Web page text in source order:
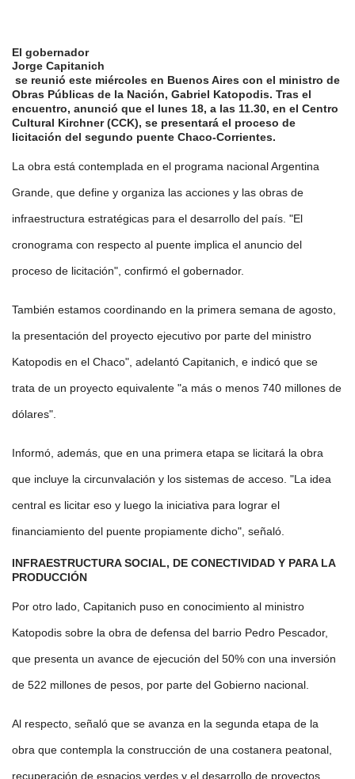
El gobernador
Jorge Capitanich
se reunió este miércoles en Buenos Aires con el ministro de
Obras Públicas de la Nación, Gabriel Katopodis. Tras el
encuentro, anunció que el lunes 18, a las 11.30, en el Centro
Cultural Kirchner (CCK), se presentará el proceso de
licitación del segundo puente Chaco-Corrientes.
La obra está contemplada en el programa nacional Argentina
Grande, que define y organiza las acciones y las obras de
infraestructura estratégicas para el desarrollo del país. "El
cronograma con respecto al puente implica el anuncio del
proceso de licitación", confirmó el gobernador.
También estamos coordinando en la primera semana de agosto,
la presentación del proyecto ejecutivo por parte del ministro
Katopodis en el Chaco", adelantó Capitanich, e indicó que se
trata de un proyecto equivalente "a más o menos 740 millones de
dólares".
Informó, además, que en una primera etapa se licitará la obra
que incluye la circunvalación y los sistemas de acceso. "La idea
central es licitar eso y luego la iniciativa para lograr el
financiamiento del puente propiamente dicho", señaló.
INFRAESTRUCTURA SOCIAL, DE CONECTIVIDAD Y PARA LA
PRODUCCIÓN
Por otro lado, Capitanich puso en conocimiento al ministro
Katopodis sobre la obra de defensa del barrio Pedro Pescador,
que presenta un avance de ejecución del 50% con una inversión
de 522 millones de pesos, por parte del Gobierno nacional.
Al respecto, señaló que se avanza en la segunda etapa de la
obra que contempla la construcción de una costanera peatonal,
recuperación de espacios verdes y el desarrollo de proyectos